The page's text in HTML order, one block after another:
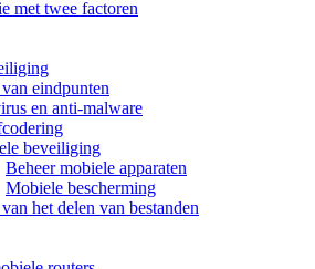
met twee factoren
eindpunten
en anti-malware
beveiliging
Beheer mobiele apparaten
Mobiele bescherming
het delen van bestanden